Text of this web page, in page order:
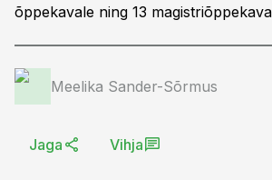
õppekavale ning 13
Meelika Sander-Sõrmus
Jaga Vihja